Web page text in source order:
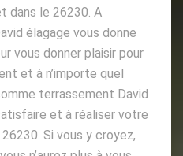
dans le 26230. A
élagage vous donne
vous donner plaisir pour
et à n’importe quel
terrassement David
et à réaliser votre
Si vous y croyez,